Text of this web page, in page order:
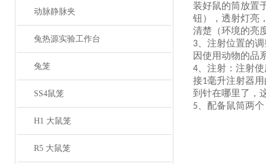
动脉静脉夹
兔热源实验工作台
兔笼
SS4鼠笼
H1 大鼠笼
R5 大鼠笼
装好鼠的筒放置
钮），透射灯亮
清楚（环境的亮
3 、注射位置的
因使用动物的品
4 、注射：注射
接1毫升注射器
到针在哪里了，
5 、配备鼠筒两